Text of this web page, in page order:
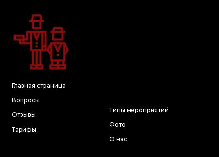
Главная страница
Вопросы
Отзывы
Тарифы
Типы мероприятий
Фото
О нас